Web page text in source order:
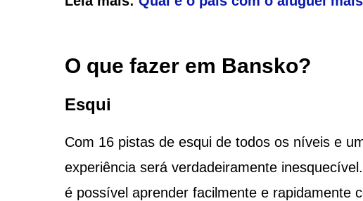
O que fazer em Bansko?
Esqui
Com 16 pistas de esqui de todos os níveis e
experiência será verdadeiramente
é possível aprender facilmente e rapidamente